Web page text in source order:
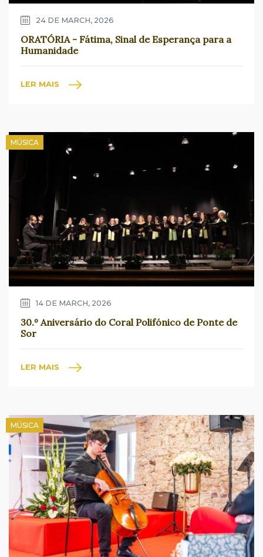
24 DE MARCH, 2026
ORATÓRIA - Fátima, Sinal de Esperança para a
Humanidade
LER MAIS
MÚSICA
14 DE MARCH, 2026
30.º Aniversário do Coral Polifónico de Ponte de
Sor
LER MAIS
MÚSICA